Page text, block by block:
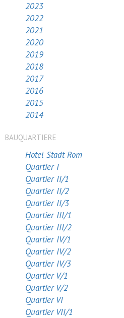
2023
2022
2021
2020
2019
2018
2017
2016
2015
2014
BAUQUARTIERE
Hotel Stadt Rom
Quartier I
Quartier II/1
Quartier II/2
Quartier II/3
Quartier III/1
Quartier III/2
Quartier IV/1
Quartier IV/2
Quartier IV/3
Quartier V/1
Quartier V/2
Quartier VI
Quartier VII/1